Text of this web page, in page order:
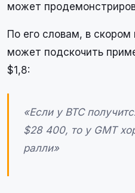
может
По его словам, в скором
может подскочить
$1,8:
«Если у BTC
$28 400, то у GMT
ралли»